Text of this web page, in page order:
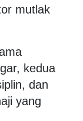
mutlak
kedua
dan
yang